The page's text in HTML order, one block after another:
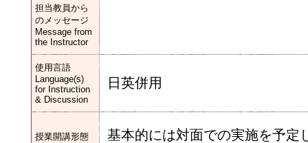
担当教員から
のメッセージ
Message from
the Instructor
使用言語
Language(s)
for Instruction
& Discussion
日英併用
授業開講形態
基本的には対面での実施を予定